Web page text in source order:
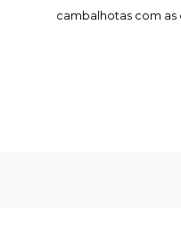
cambalhotas com as